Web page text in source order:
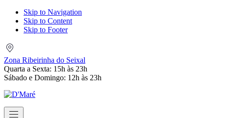
Skip to Navigation
Skip to Content
Skip to Footer
do
Seixal
Zona Ribeirinha do Seixal
Quarta a Sexta: 15h às 23h
Sábado e Domingo: 12h às 23h